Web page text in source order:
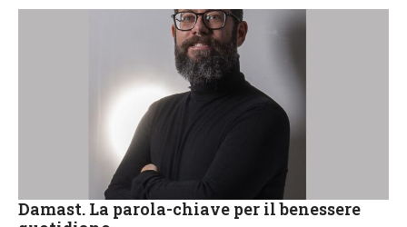
Damast. La parola-chiave per il benessere